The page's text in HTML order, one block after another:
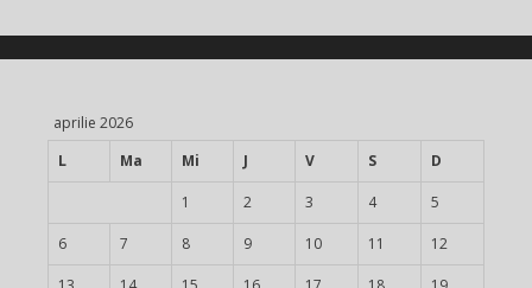
aprilie 2026
L
Ma Mi J V S D
1 2 3 4 5
6 7 8 9 10 11 12